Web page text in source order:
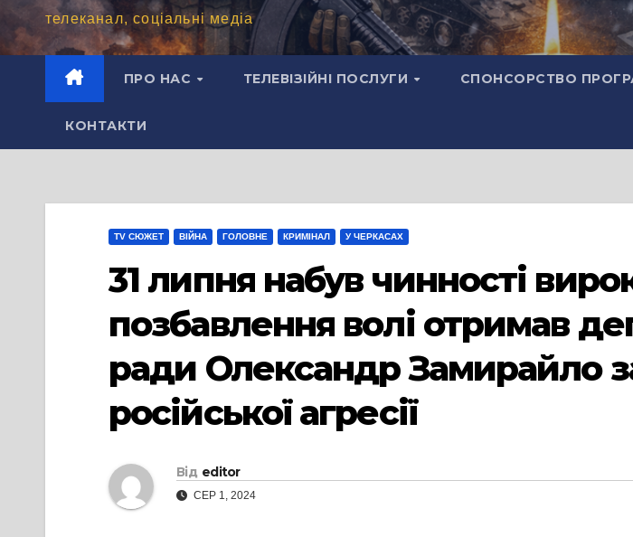
телеканал, соціальні медіа
ПРО НАС ТЕЛЕВІЗІЙНІ ПОСЛУГИ СПОНСОРСТВО
КОНТАКТИ
TV СЮЖЕТ ВІЙНА ГОЛОВНЕ КРИМІНАЛ У ЧЕРКАСАХ
31 липня набув чинності
позбавлення волі отримав
ради Олександр Замирайло
російської агресії
Від editor
СЕР 1, 2024